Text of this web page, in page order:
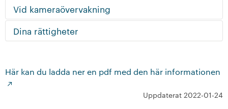
Vid kameraövervakning
Dina rättigheter
Här kan du ladda ner en pdf med den här informationen
Uppdaterat 2022-01-24